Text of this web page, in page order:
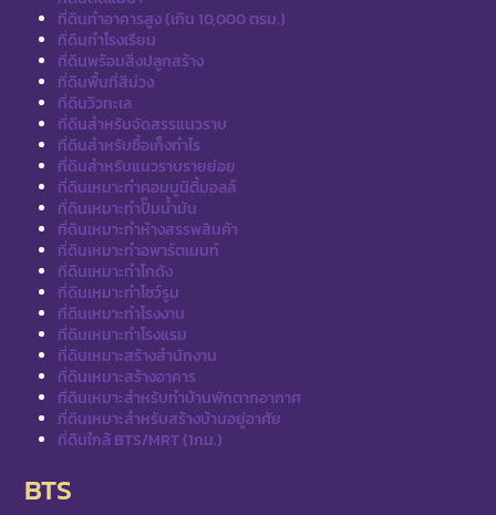
ที่ดินทำอาคารสูง (เกิน 10,000 ตรม.)
ที่ดินทำโรงเรียน
ที่ดินพร้อมสิ่งปลูกสร้าง
ที่ดินพื้นที่สีม่วง
ที่ดินวิวทะเล
ที่ดินสำหรับจัดสรรแนวราบ
ที่ดินสำหรับซื้อเก็งกำไร
ที่ดินสำหรับแนวราบรายย่อย
ที่ดินเหมาะทำคอมมูนิตี้มอลล์
ที่ดินเหมาะทำปั๊มน้ำมัน
ที่ดินเหมาะทำห้างสรรพสินค้า
ที่ดินเหมาะทำอพาร์ตเมนท์
ที่ดินเหมาะทำโกดัง
ที่ดินเหมาะทำโชว์รูม
ที่ดินเหมาะทำโรงงาน
ที่ดินเหมาะทำโรงแรม
ที่ดินเหมาะสร้างสำนักงาน
ที่ดินเหมาะสร้างอาคาร
ที่ดินเหมาะสำหรับทำบ้านพักตากอากาศ
ที่ดินเหมาะสำหรับสร้างบ้านอยู่อาศัย
ที่ดินใกล้ BTS/MRT (1กม.)
BTS